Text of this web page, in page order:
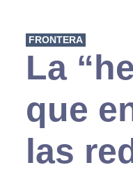
FRONTERA
La
que
las